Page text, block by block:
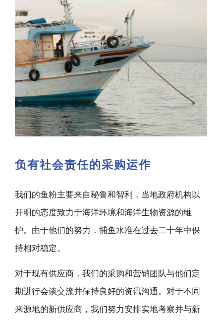
负有社会责任的采购运作
我们的鱼粉主要来自秘鲁和智利，当地政府机构以
开明的态度致力于海洋环境和海洋生物资源的维
护。由于他们的努力，捕鱼水准在过去二十年中保
持相对稳定。
对于现有供应商，我们的采购和营销团队与他们定
期进行会谈交流并保持良好的资讯沟通。对于不同
来源地的新供应商，我们努力安排实地考察并与新